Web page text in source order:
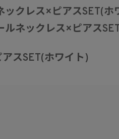
クセ
ックレス×ピアスSET(ホ
ルネックレス×ピアス
スSET(ホワイト)